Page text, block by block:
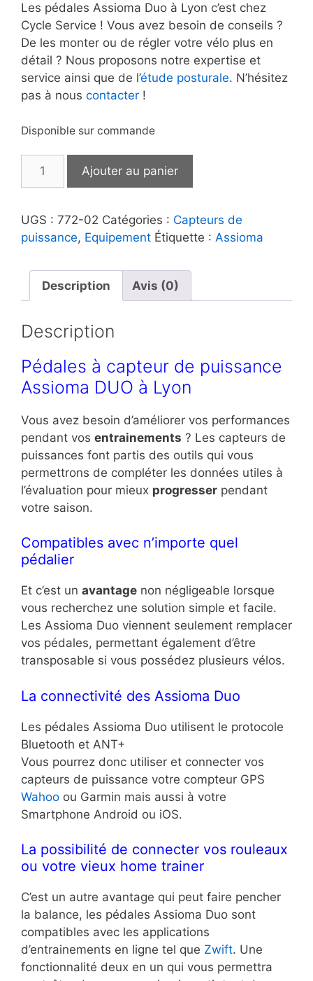
Les pédales Assioma Duo à Lyon c’est chez
Cycle Service ! Vous avez besoin de conseils ?
De les monter ou de régler votre vélo plus en
détail ? Nous proposons notre expertise et
service ainsi que de l’étude posturale. N’hésitez
pas à nous contacter !
Disponible sur commande
quantité
de
puissance
ASSIOMA
DUO
Ajouter au panier
UGS : 772-02 Catégories : Capteurs de
puissance, Equipement Étiquette : Assioma
Description Avis (0)
Description
Pédales à capteur de puissance
Assioma DUO à Lyon
Vous avez besoin d’améliorer vos performances
pendant vos entrainements ? Les capteurs de
puissances font partis des outils qui vous
permettrons de compléter les données utiles à
l’évaluation pour mieux progresser pendant
votre saison.
Compatibles avec n’importe quel
pédalier
Et c’est un avantage non négligeable lorsque
vous recherchez une solution simple et facile.
Les Assioma Duo viennent seulement remplacer
vos pédales, permettant également d’être
transposable si vous possédez plusieurs vélos.
La connectivité des Assioma Duo
Les pédales Assioma Duo utilisent le protocole
Bluetooth et ANT+
Vous pourrez donc utiliser et connecter vos
capteurs de puissance votre compteur GPS
Wahoo ou Garmin mais aussi à votre
Smartphone Android ou iOS.
La possibilité de connecter vos rouleaux
ou votre vieux home trainer
C’est un autre avantage qui peut faire pencher
la balance, les pédales Assioma Duo sont
compatibles avec les applications
d’entrainements en ligne tel que Zwift. Une
fonctionnalité deux en un qui vous permettra